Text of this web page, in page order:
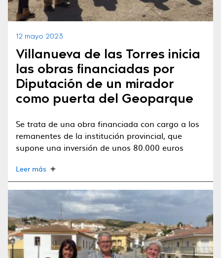
12 mayo 2023
Villanueva de las Torres inicia
las obras financiadas por
Diputación de un mirador
como puerta del Geoparque
Se trata de una obra financiada con cargo a los
remanentes de la institución provincial, que
supone una inversión de unos 80.000 euros
Leer más